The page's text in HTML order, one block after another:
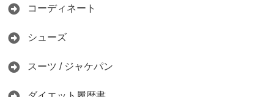
コーディネート
シューズ
スーツ / ジャケパン